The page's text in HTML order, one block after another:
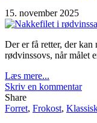
15. november 2025
Der er få retter, der kan
rødvinssovs, når målet
Læs mere...
Skriv en kommentar
Share
Forret, Frokost,